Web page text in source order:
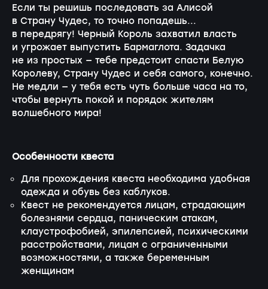
Если ты решишь последовать за Алисой
в Страну Чудес, то точно попадешь...
в передрягу! Черный Король захватил власть
и угрожает выпустить Бармаглота. Задачка
не из простых — тебе предстоит спасти Белую
Королеву, Страну Чудес и себя самого, конечно.
Не медли — у тебя есть чуть больше часа на то,
чтобы вернуть покой и порядок жителям
волшебного мира!
Особенности квеста
Для прохождения квеста необходима удобная
одежда и обувь без каблуков.
Квест не рекомендуется лицам, страдающим
болезнями сердца, паническим атакам,
клаустрофобией, эпилепсией, психическими
расстройствами, лицам с ограниченными
возможностями, а также беременным
женщинам